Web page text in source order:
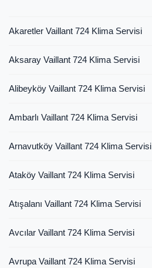
Akaretler Vaillant 724 Klima Servisi
Aksaray Vaillant 724 Klima Servisi
Alibeyköy Vaillant 724 Klima Servisi
Ambarlı Vaillant 724 Klima Servisi
Arnavutköy Vaillant 724 Klima Servisi
Ataköy Vaillant 724 Klima Servisi
Atışalanı Vaillant 724 Klima Servisi
Avcılar Vaillant 724 Klima Servisi
Avrupa Vaillant 724 Klima Servisi